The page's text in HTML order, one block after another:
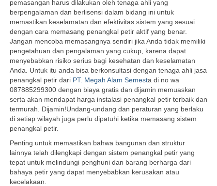
pemasangan harus dilakukan oleh tenaga ahli yang
berpengalaman dan berlisensi dalam bidang ini untuk
memastikan keselamatan dan efektivitas sistem yang sesuai
dengan cara memasang penangkal petir aktif yang benar.
Jangan mencoba memasangnya sendiri jika Anda tidak memiliki
pengetahuan dan pengalaman yang cukup, karena dapat
menyebabkan risiko serius bagi kesehatan dan keselamatan
Anda. Untuk itu anda bisa berkonsultasi dengan tenaga ahli jasa
penangkal petir dari PT. Megah Alam Semesta di no wa
087885299300 dengan biaya gratis dan dijamin memuaskan
serta akan mendapat harga instalasi penangkal petir terbaik dan
termurah. Dijamin!Undang-undang dan peraturan yang berlaku
di setiap wilayah juga perlu dipatuhi ketika memasang sistem
penangkal petir.
Penting untuk memastikan bahwa bangunan dan struktur
lainnya telah dilengkapi dengan sistem penangkal petir yang
tepat untuk melindungi penghuni dan barang berharga dari
bahaya petir yang dapat menyebabkan kerusakan atau
kecelakaan.